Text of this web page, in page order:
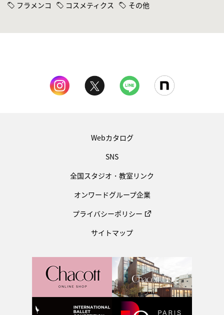
フラメンコ
コスメティクス その他
Webカタログ
SNS
全国スタジオ・教室リンク
オンワードグループ企業
プライバシーポリシー
サイトマップ